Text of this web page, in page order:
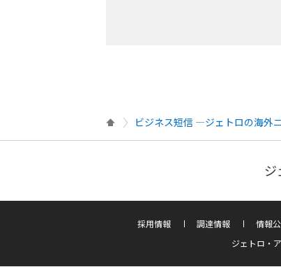
ビジネス短信 ―ジェトロの海外
ジ
採用情報 調達情報 情報
ジェトロ・